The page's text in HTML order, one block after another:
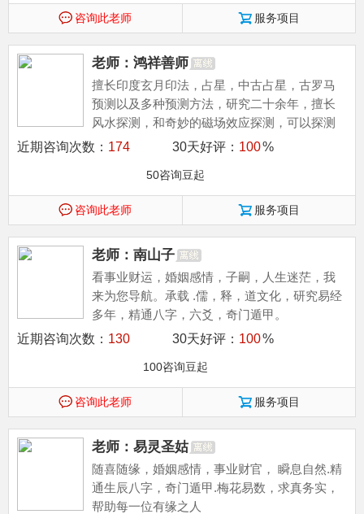
咨询此老师 服务项目
老师：鸿祥善师
擅长印度玄月印法，占星，中古占星，古罗马
预测以及多种预测方法，研究二十余年，擅长
风水探测，和奇妙的磁场效应探测，可以探测
很多不为人知的秘密
近期咨询次数： 174 30天好评： 100%
50咨询豆起
咨询此老师 服务项目
老师：南山子
看事业财运，婚姻感情，子嗣，人生迷茫，我
来为您导航。承载 .儒，释，道文化，研究易经
多年，精通八字，六爻，奇门遁甲。
近期咨询次数： 130 30天好评： 100%
100咨询豆起
咨询此老师 服务项目
老师：易灵圣姑
随喜随缘，婚姻感情，事业财官， 瞬息自然.精
通生辰八字，奇门遁甲.梅花易数，求真务实，
帮助每一位有缘之人